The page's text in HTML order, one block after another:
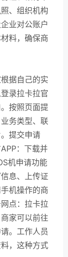
、组织机构
业对公账户
料，确保商
据自己的实
录拉卡拉官
按照页面提
务类型、联
提交申请
：下载并
机申请功能
息、上传证
机操作的商
点：拉卡拉
家可以前往
。工作人员
，这种方式